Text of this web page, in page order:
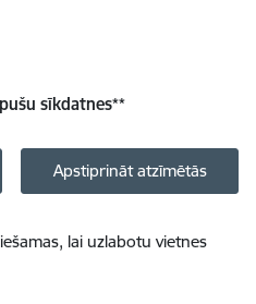
sīkdatnes**
Apstiprināt atzīmētās
lai uzlabotu vietnes